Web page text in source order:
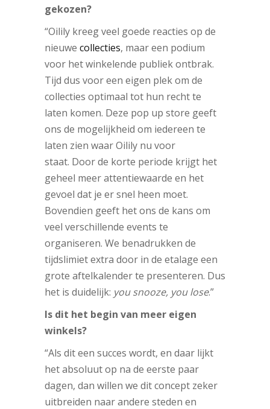
gekozen?
“Oilily kreeg veel goede reacties op de
nieuwe collecties, maar een podium
voor het winkelende publiek ontbrak.
Tijd dus voor een eigen plek om de
collecties optimaal tot hun recht te
laten komen. Deze pop up store geeft
ons de mogelijkheid om iedereen te
laten zien waar Oilily nu voor
staat. Door de korte periode krijgt het
geheel meer attentiewaarde en het
gevoel dat je er snel heen moet.
Bovendien geeft het ons de kans om
veel verschillende events te
organiseren. We benadrukken de
tijdslimiet extra door in de etalage een
grote aftelkalender te presenteren. Dus
het is duidelijk: you snooze, you lose.”
Is dit het begin van meer eigen
winkels?
“Als dit een succes wordt, en daar lijkt
het absoluut op na de eerste paar
dagen, dan willen we dit concept zeker
uitbreiden naar andere steden en